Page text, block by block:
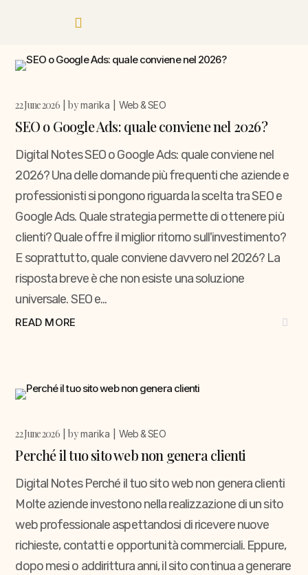
22 June 2026 bymarika Web & SEO
SEO o Google Ads: quale conviene nel 2026?
Digital Notes SEO o Google Ads: quale conviene nel
2026? Una delle domande più frequenti che aziende e
professionisti si pongono riguarda la scelta tra SEO e
Google Ads. Quale strategia permette di ottenere più
clienti? Quale offre il miglior ritorno sull'investimento?
E soprattutto, quale conviene davvero nel 2026? La
risposta breve è che non esiste una soluzione
universale. SEO e...
READ MORE
22 June 2026 bymarika Web & SEO
Perché il tuo sito web non genera clienti
Digital Notes Perché il tuo sito web non genera clienti
Molte aziende investono nella realizzazione di un sito
web professionale aspettandosi di ricevere nuove
richieste, contatti e opportunità commerciali. Eppure,
dopo mesi o addirittura anni, il sito continua a generare